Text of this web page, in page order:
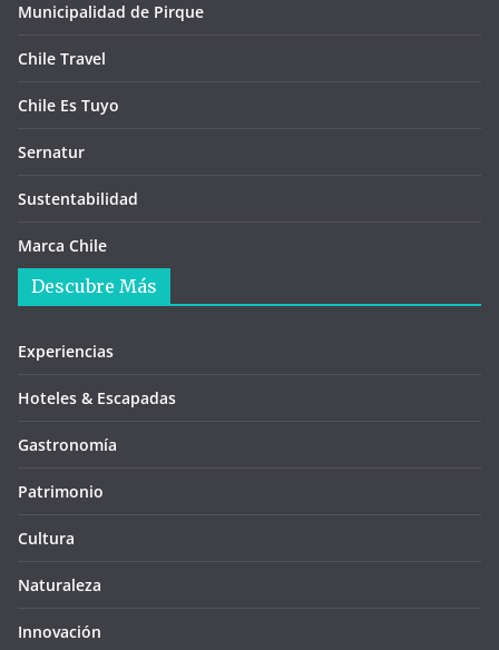
Municipalidad de Pirque
Chile Travel
Chile Es Tuyo
Sernatur
Sustentabilidad
Marca Chile
Descubre Más
Experiencias
Hoteles & Escapadas
Gastronomía
Patrimonio
Cultura
Naturaleza
Innovación